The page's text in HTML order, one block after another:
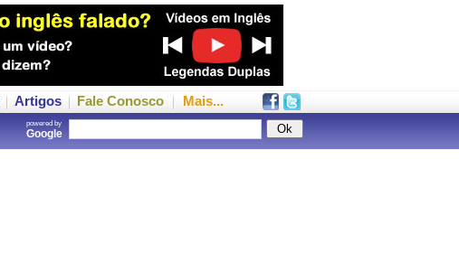
Artigos Fale Conosco Mais...
powered by
Google